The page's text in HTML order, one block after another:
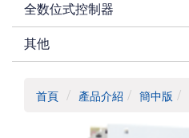
全数位式控制器
其他
首頁 產品介紹 簡中版